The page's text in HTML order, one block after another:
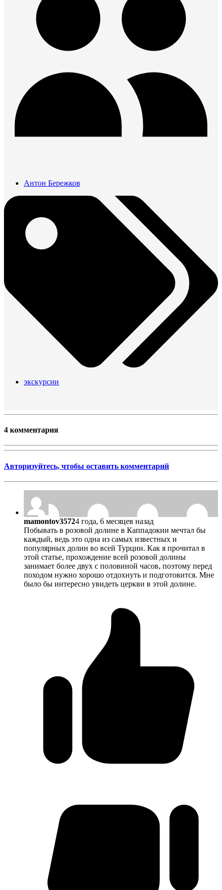
Антон Бережков
экскурсии
4 комментария
Авторизуйтесь, чтобы оставить комментарий
mamontov35724 года, 6 месяцев назад
Побывать в розовой долине в Каппадокии мечтал бы
каждый, ведь это одна из самых известных и
популярных долин во всей Турции. Как я прочитал в
этой статье, прохождение всей розовой долины
занимает более двух с половиной часов, поэтому перед
походом нужно хорошо отдохнуть и подготовится. Мне
было бы интересно увидеть церкви в этой долине.